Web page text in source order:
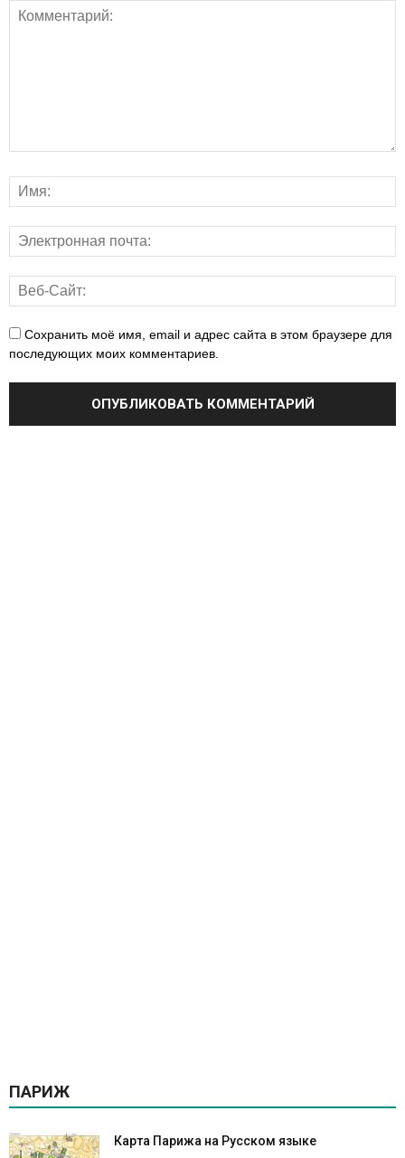
Сохранить моё имя, email и адрес сайта в этом браузере для
последующих моих комментариев.
ПАРИЖ
Карта Парижа на Русском языке